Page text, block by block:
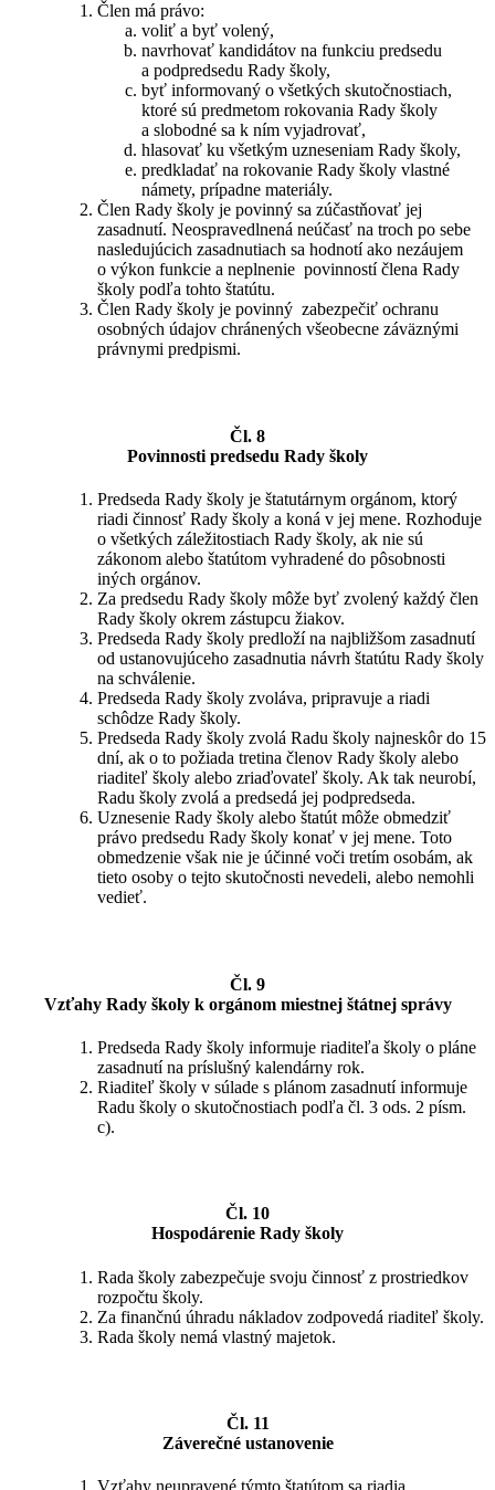
Člen má právo:
voliť a byť volený,
navrhovať kandidátov na funkciu predsedu
a podpredsedu Rady školy,
byť informovaný o všetkých skutočnostiach,
ktoré sú predmetom rokovania Rady školy
a slobodné sa k ním vyjadrovať,
hlasovať ku všetkým uzneseniam Rady školy,
predkladať na rokovanie Rady školy vlastné
námety, prípadne materiály.
Člen Rady školy je povinný sa zúčastňovať jej
zasadnutí. Neospravedlnená neúčasť na troch po sebe
nasledujúcich zasadnutiach sa hodnotí ako nezáujem
o výkon funkcie a neplnenie povinností člena Rady
školy podľa tohto štatútu.
Člen Rady školy je povinný zabezpečiť ochranu
osobných údajov chránených všeobecne záväznými
právnymi predpismi.
Čl. 8
Povinnosti predsedu Rady školy
Predseda Rady školy je štatutárnym orgánom, ktorý
riadi činnosť Rady školy a koná v jej mene. Rozhoduje
o všetkých záležitostiach Rady školy, ak nie sú
zákonom alebo štatútom vyhradené do pôsobnosti
iných orgánov.
Za predsedu Rady školy môže byť zvolený každý člen
Rady školy okrem zástupcu žiakov.
Predseda Rady školy predloží na najbližšom zasadnutí
od ustanovujúceho zasadnutia návrh štatútu Rady školy
na schválenie.
Predseda Rady školy zvoláva, pripravuje a riadi
schôdze Rady školy.
Predseda Rady školy zvolá Radu školy najneskôr do 15
dní, ak o to požiada tretina členov Rady školy alebo
riaditeľ školy alebo zriaďovateľ školy. Ak tak neurobí,
Radu školy zvolá a predsedá jej podpredseda.
Uznesenie Rady školy alebo štatút môže obmedziť
právo predsedu Rady školy konať v jej mene. Toto
obmedzenie však nie je účinné voči tretím osobám, ak
tieto osoby o tejto skutočnosti nevedeli, alebo nemohli
vedieť.
Čl. 9
Vzťahy Rady školy k orgánom miestnej štátnej správy
Predseda Rady školy informuje riaditeľa školy o pláne
zasadnutí na príslušný kalendárny rok.
Riaditeľ školy v súlade s plánom zasadnutí informuje
Radu školy o skutočnostiach podľa čl. 3 ods. 2 písm.
c).
Čl. 10
Hospodárenie Rady školy
Rada školy zabezpečuje svoju činnosť z prostriedkov
rozpočtu školy.
Za finančnú úhradu nákladov zodpovedá riaditeľ školy.
Rada školy nemá vlastný majetok.
Čl. 11
Záverečné ustanovenie